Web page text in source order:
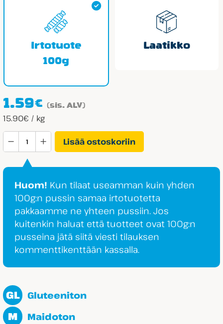
Irtotuote
100g
Laatikko
1.59€ (sis. ALV)
15.90€ / kg
Grahns
Omena-
Passionkorva
Lisää ostoskoriin
Huom! Kun tilaat useamman kuin yhden
100g:n pussin samaa irtotuotetta
pakkaamme ne yhteen pussiin. Jos
kuitenkin haluat että tuotteet ovat 100g:n
pusseina jätä siitä viesti tilauksen
kommenttikenttään kassalla.
GL Gluteeniton
M Maidoton